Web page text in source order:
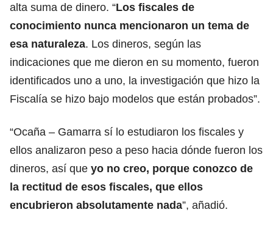
alta suma de dinero. “Los fiscales de
conocimiento nunca mencionaron un tema de
esa naturaleza. Los dineros, según las
indicaciones que me dieron en su momento, fueron
identificados uno a uno, la investigación que hizo la
Fiscalía se hizo bajo modelos que están probados”.
“Ocaña – Gamarra sí lo estudiaron los fiscales y
ellos analizaron peso a peso hacia dónde fueron los
dineros, así que yo no creo, porque conozco de
la rectitud de esos fiscales, que ellos
encubrieron absolutamente nada”, añadió.